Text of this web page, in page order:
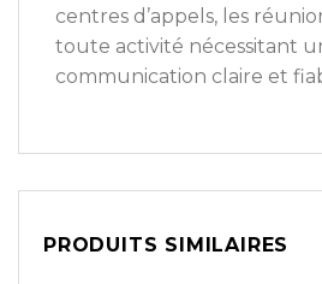
centres d’appels, les
toute activité nécessitant
communication claire et
PRODUITS SIMILAIRES